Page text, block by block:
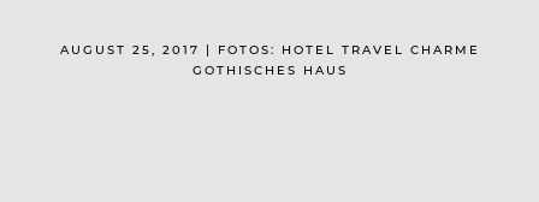
AUGUST 25, 2017 | FOTOS: HOTEL TRAVEL CHARME
GOTHISCHES HAUS